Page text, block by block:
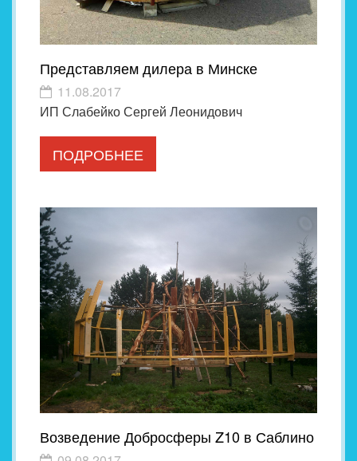
Представляем дилера в Минске
11.08.2017
ИП Слабейко Сергей Леонидович
ПОДРОБНЕЕ
Возведение Добросферы Z10 в Саблино